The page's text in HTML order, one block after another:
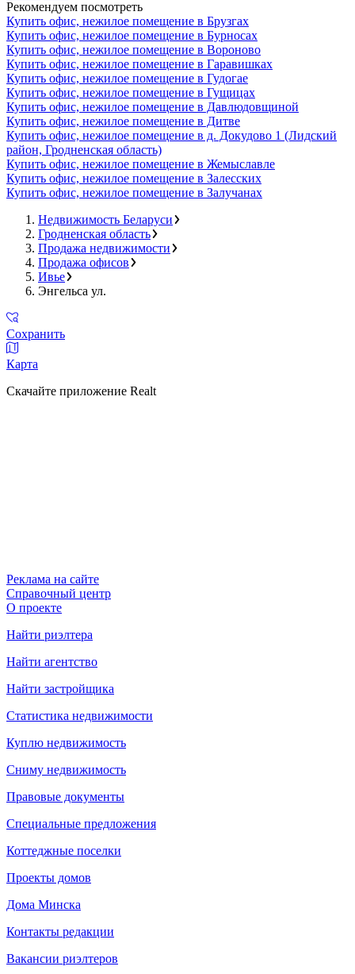
Рекомендуем посмотреть
Купить офис, нежилое помещение в Брузгах
Купить офис, нежилое помещение в Бурносах
Купить офис, нежилое помещение в Вороново
Купить офис, нежилое помещение в Гаравишках
Купить офис, нежилое помещение в Гудогае
Купить офис, нежилое помещение в Гущицах
Купить офис, нежилое помещение в Давлюдовщиной
Купить офис, нежилое помещение в Дитве
Купить офис, нежилое помещение в д. Докудово 1 (Лидский
район, Гродненская область)
Купить офис, нежилое помещение в Жемыславле
Купить офис, нежилое помещение в Залесских
Купить офис, нежилое помещение в Залучанах
Недвижимость Беларуси
Гродненская область
Продажа недвижимости
Продажа офисов
Ивье
Энгельса ул.
Сохранить
Карта
Скачайте приложение Realt
Реклама на сайте
Справочный центр
О проекте
Найти риэлтера
Найти агентство
Найти застройщика
Статистика недвижимости
Куплю недвижимость
Сниму недвижимость
Правовые документы
Специальные предложения
Коттеджные поселки
Проекты домов
Дома Минска
Контакты редакции
Вакансии риэлтеров